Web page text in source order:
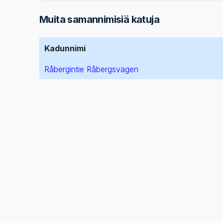
Muita samannimisiä katuja
Kadunnimi
Råbergintie Råbergsvägen